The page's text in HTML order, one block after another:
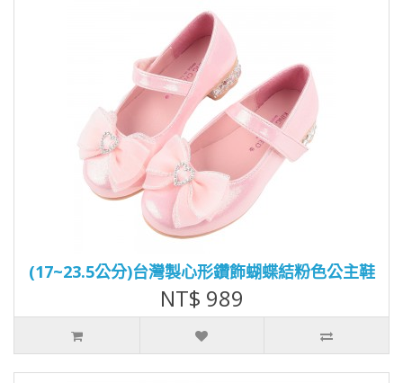
(17~23.5公分)台灣製心形鑽飾蝴蝶結粉色公主鞋
NT$ 989